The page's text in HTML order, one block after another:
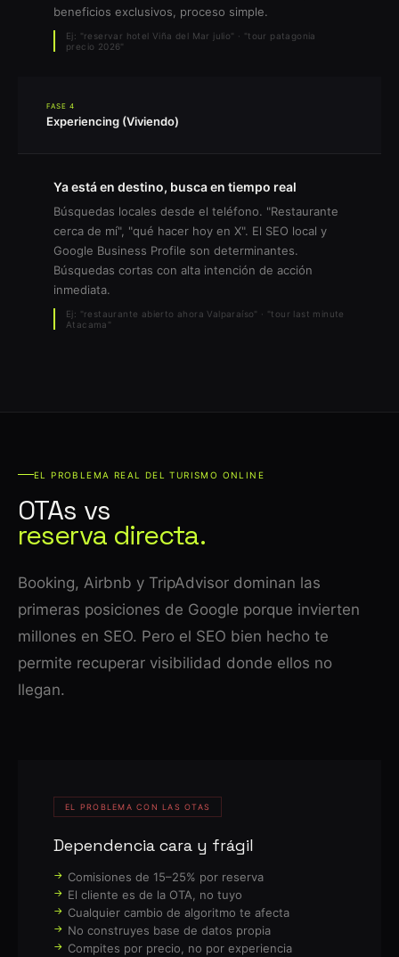
beneficios exclusivos, proceso simple.
Ej: "reservar hotel Viña del Mar julio" · "tour patagonia
precio 2026"
FASE 4
Experiencing (Viviendo)
Ya está en destino, busca en tiempo real
Búsquedas locales desde el teléfono. "Restaurante
cerca de mí", "qué hacer hoy en X". El SEO local y
Google Business Profile son determinantes.
Búsquedas cortas con alta intención de acción
inmediata.
Ej: "restaurante abierto ahora Valparaíso" · "tour last minute
Atacama"
EL PROBLEMA REAL DEL TURISMO ONLINE
OTAs vs
reserva directa.
Booking, Airbnb y TripAdvisor dominan las
primeras posiciones de Google porque invierten
millones en SEO. Pero el SEO bien hecho te
permite recuperar visibilidad donde ellos no
llegan.
EL PROBLEMA CON LAS OTAS
Dependencia cara y frágil
Comisiones de 15–25% por reserva
El cliente es de la OTA, no tuyo
Cualquier cambio de algoritmo te afecta
No construyes base de datos propia
Compites por precio, no por experiencia